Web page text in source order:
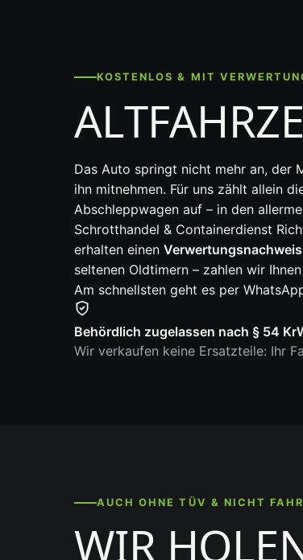
KOSTENLOS & MIT
Das Auto springt nicht mehr an, der
ihn mitnehmen. Für uns zählt allein
Abschleppwagen auf – in den
Schrotthandel & Containerdienst
erhalten einen Verwertungsnachweis
seltenen Oldtimern – zahlen wir
Am schnellsten geht es per
Behördlich zugelassen nach § 54
Wir verkaufen keine Ersatzteile: Ihr
AUCH OHNE TÜV & NICHT
WIR